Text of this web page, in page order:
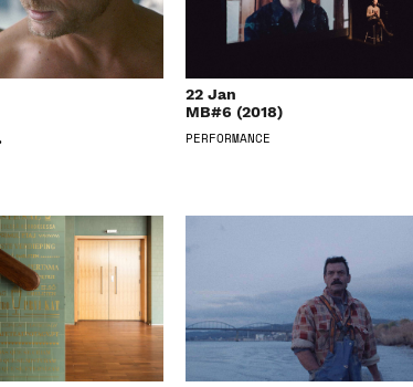
22 Jan
MB#6 (2018)
PERFORMANCE